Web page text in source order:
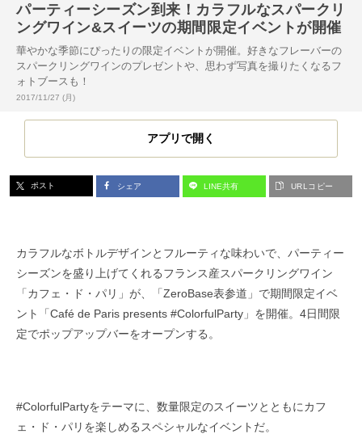
パーティーシーズン到来！カラフルなスパークリ
ングワイン&スイーツの期間限定イベントが開催
華やかな季節にぴったりの限定イベントが開催。好きなフレーバーの
スパークリングワインのプレゼントや、思わず写真を撮りたくなるフ
ォトブースも！
投稿日:
2017/11/27 (月)
アプリで開く
ポスト シェア LINE共有 URLコピー
カラフルなボトルデザインとフルーティな味わいで、パーティー
シーズンを盛り上げてくれるフランス産スパークリングワイン
「カフェ・ド・パリ」が、「ZeroBase表参道」で期間限定イベ
ント「Café de Paris presents #ColorfulParty」を開催。4日間限
定でポップアップバーをオープンする。
#ColorfulPartyをテーマに、数量限定のスイーツとともにカフ
ェ・ド・パリを楽しめるスペシャルなイベントだ。